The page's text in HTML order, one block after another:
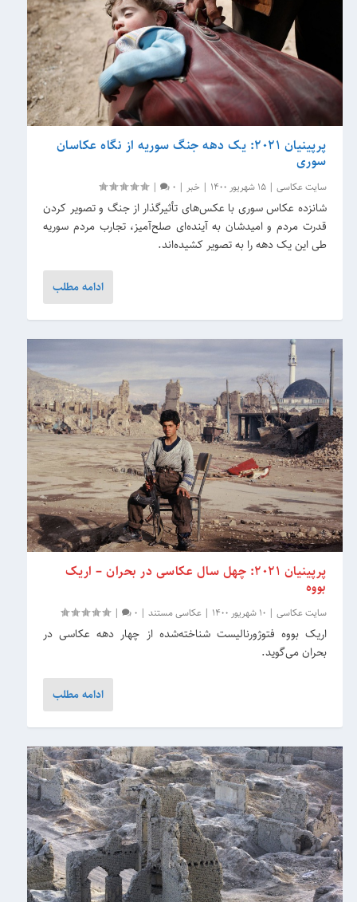
پرپینیان 2021: یک دهه جنگ سوریه از نگاه عکاسان
سوری
سایت عکاسی |15 شهریور 1400 | خبر |
0
|
شانزده عکاس سوری با عکس‌های تأثیرگذار از جنگ و تصویر کردن
قدرت مردم و امیدشان به آینده‌ای صلح‌آمیز، تجارب مردم سوریه
طی این یک دهه را به تصویر کشیده‌اند.
ادامه مطلب
پرپینیان 2021: چهل سال عکاسی در بحران – اریک
بووه
سایت عکاسی | 10 شهریور 1400 |عکاسی مستند |
0
|
اریک بووه فتوژورنالیست شناخته‌شده از چهار دهه عکاسی در
بحران می‌گوید.
ادامه مطلب